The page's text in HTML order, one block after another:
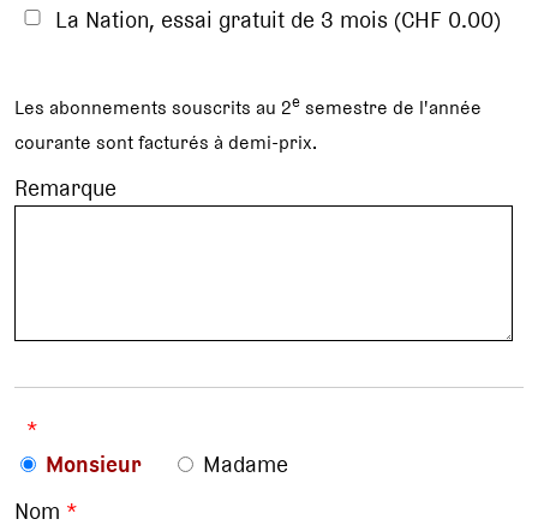
La Nation, essai gratuit de 3 mois (CHF 0.00)
Les abonnements souscrits au 2e semestre de l'année
courante sont facturés à demi-prix.
Remarque
*
Monsieur
Madame
Nom *